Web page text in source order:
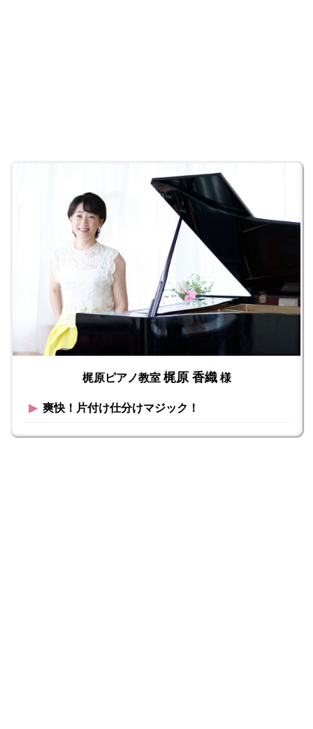
梶原ピアノ教室梶原 香織様
▶︎ 爽快！片付け仕分けマジック！